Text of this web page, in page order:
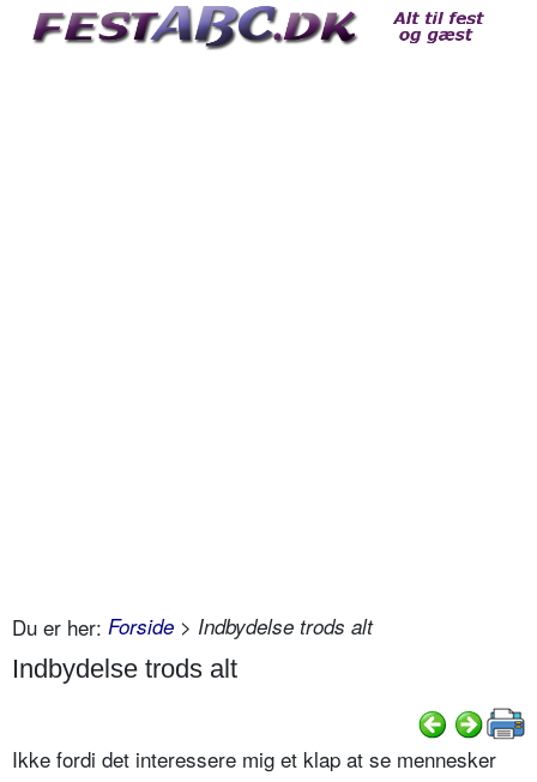
Du er her: Forside > Indbydelse trods alt
Indbydelse trods alt
Ikke fordi det interessere mig et klap at se mennesker